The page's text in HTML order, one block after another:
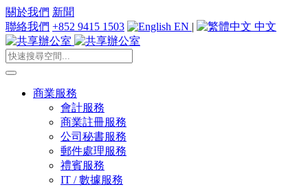
關於我們 新聞
聯絡我們 +852 9415 1503 EN | 中文
商業服務
會計服務
商業註冊服務
公司秘書服務
郵件處理服務
禮賓服務
IT / 數據服務